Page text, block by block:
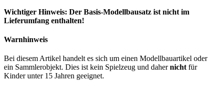
Wichtiger Hinweis: Der Basis-Modellbausatz ist nicht im
Lieferumfang enthalten!
Warnhinweis
Bei diesem Artikel handelt es sich um einen Modellbauartikel oder
ein Sammlerobjekt. Dies ist kein Spielzeug und dahernicht für
Kinder unter 15 Jahren geeignet.